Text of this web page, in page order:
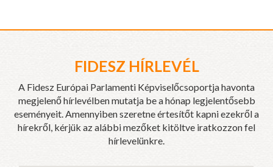
FIDESZ HÍRLEVÉL
A Fidesz Európai Parlamenti Képviselőcsoportja havonta
megjelenő hírlevélben mutatja be a hónap legjelentősebb
eseményeit. Amennyiben szeretne értesítőt kapni ezekről a
hírekről, kérjük az alábbi mezőket kitöltve iratkozzon fel
hírlevelünkre.